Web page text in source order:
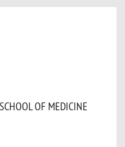
OF MEDICINE